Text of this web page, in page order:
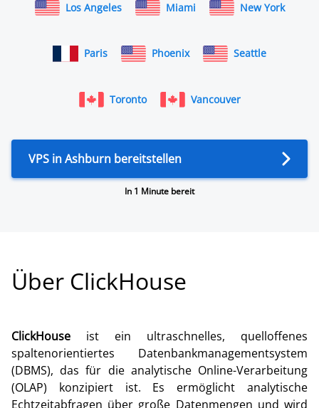
Los Angeles Miami New York
Paris Phoenix Seattle
Toronto Vancouver
VPS in Ashburn bereitstellen
In 1 Minute bereit
Über ClickHouse
ClickHouse ist ein ultraschnelles, quelloffenes
spaltenorientiertes Datenbankmanagementsystem
(DBMS), das für die analytische Online-Verarbeitung
(OLAP) konzipiert ist. Es ermöglicht analytische
Echtzeitabfragen über große Datenmengen und wird